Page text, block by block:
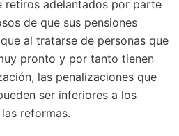
retiros adelantados por parte
de que sus pensiones
al tratarse de personas que
pronto y por tanto tienen
las penalizaciones que
ser inferiores a los
reformas.